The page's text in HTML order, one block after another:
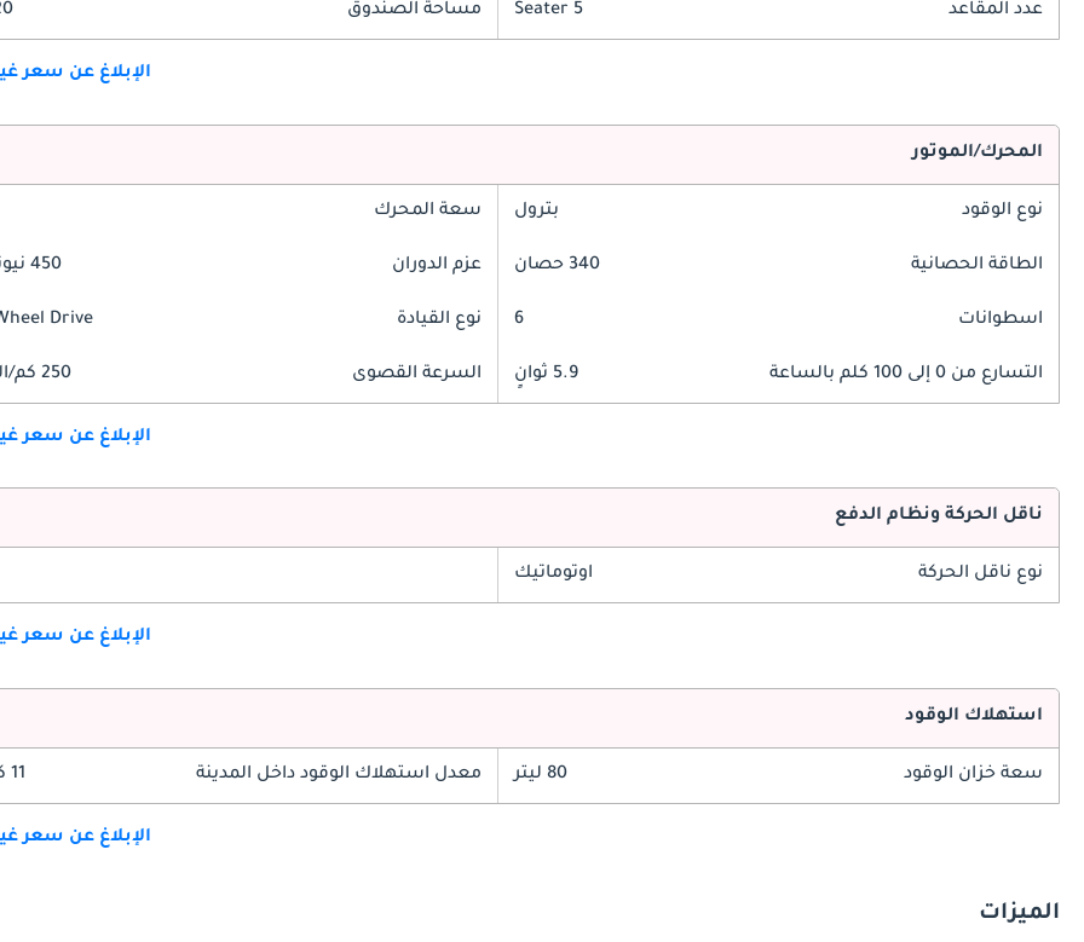
عدد المقاعد 5 Seater مساحة الصندوق
الإبلاغ عن سعر
المحرك/الموتور
نوع الوقود بترول سعة المحرك
الطاقة الحصانية 340 حصان عزم الدوران 450 نيوتن-متر
اسطوانات 6 نوع القيادة Drive
التسارع من 0 إلى 100 كلم بالساعة 5.9 ثوانٍ السرعة القصوى 250 كم/الساعة
الإبلاغ عن سعر
ناقل الحركة ونظام الدفع
نوع ناقل الحركة اوتوماتيك
الإبلاغ عن سعر
استهلاك الوقود
سعة خزان الوقود 80 ليتر معدل استهلاك الوقود داخل المدينة 11 كم/ليتر
الإبلاغ عن سعر
الميزات